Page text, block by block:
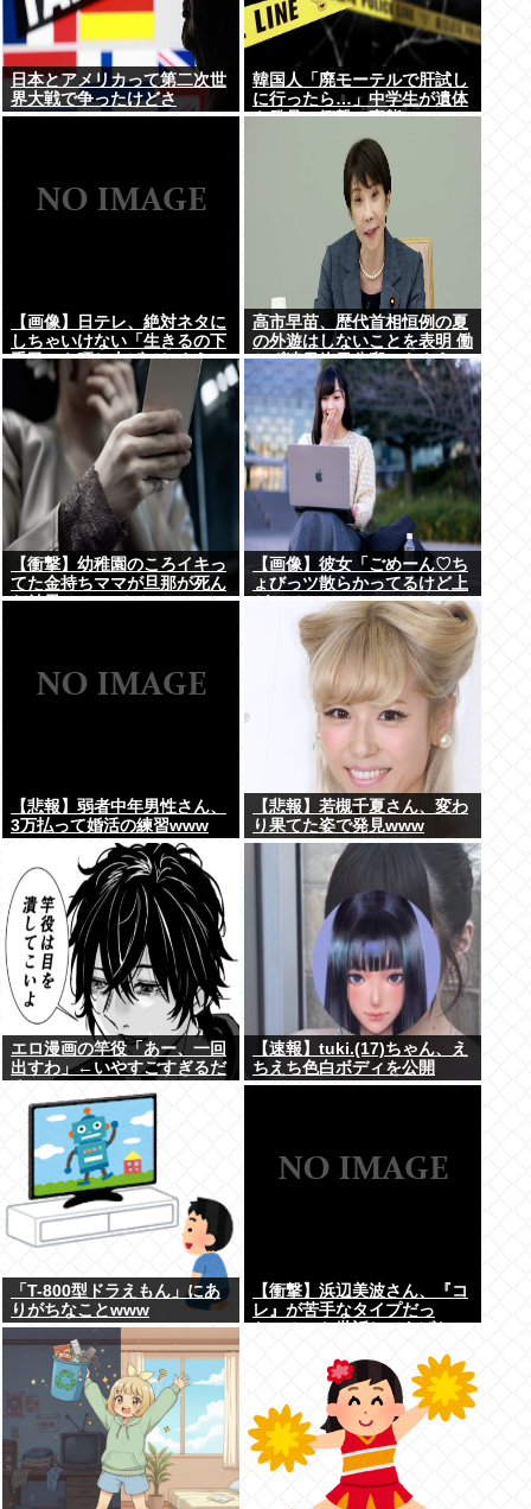
日本とアメリカって第二次世
界大戦で争ったけどさ
韓国人「廃モーテルで肝試し
に行ったら…」中学生が遺体
を発見、衝撃の事態に
【画像】日テレ、絶対ネタに
しちゃいけない「生きるの下
手民」を晒し上げてしまう
高市早苗、歴代首相恒例の夏
の外遊はしないことを表明 働
かず連日終日公邸のもよう
【衝撃】幼稚園のころイキっ
てた金持ちママが旦那が死ん
だ結果･････⇒！！
【画像】彼女「ごめーん♡ち
ょびっツ散らかってるけど上
がって～～～！」⇒！！
【悲報】弱者中年男性さん、
3万払って婚活の練習www
【悲報】若槻千夏さん、変わ
り果てた姿で発見www
エロ漫画の竿役「あー、一回
出すわ」←いやすごすぎるだ
【速報】tuki.(17)ちゃん、え
ちえち色白ボディを公開
www
「T-800型ドラえもん」にあ
りがちなことwww
【衝撃】浜辺美波さん、『コ
レ』が苦手なタイプだっ
w w w w w w w w